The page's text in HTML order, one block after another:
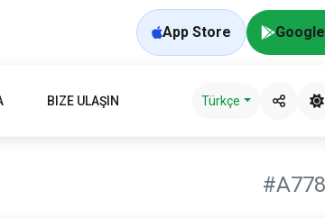
App Store
BIZE ULAŞIN Türkçe